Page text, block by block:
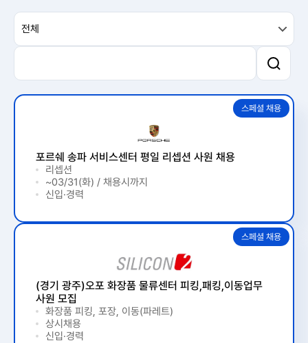
포르쉐 송파 서비스센터 평일 리셉션 사원 채용
리셉션
~03/31(화) / 채용시까지
신입·경력
(경기 광주)오포 화장품 물류센터 피킹,패킹,이동업무
사원 모집
화장품 피킹, 포장, 이동(파레트)
상시채용
신입·경력